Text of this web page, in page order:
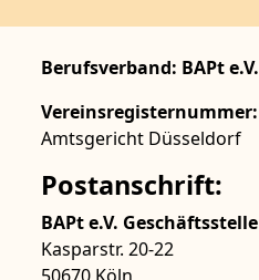
Berufsverband: BAPt e.V.
Vereinsregisternummer:
Amtsgericht Düsseldorf
Postanschrift:
BAPt e.V. Geschäftsstelle
Kasparstr. 20-22